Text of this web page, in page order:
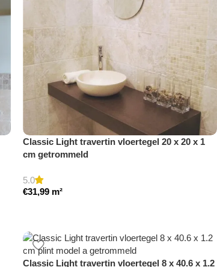
Classic Light travertin vloertegel 20 x 20 x 1
cm getrommeld
5.0
€31,99 m²
Classic Light travertin vloertegel 8 x 40.6 x 1.2